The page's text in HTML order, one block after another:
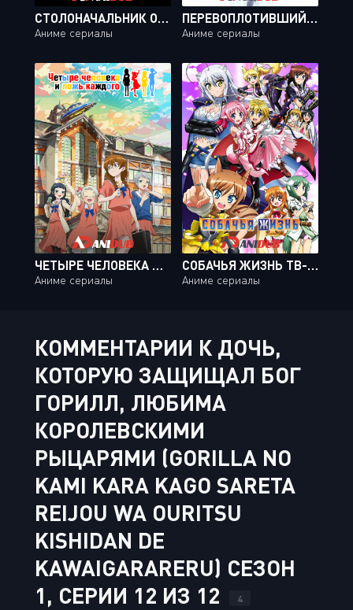
СТОЛОНАЧАЛЬНИК ОДЗИ / BLACK HEAVEN [13 ИЗ 13]
Аниме сериалы
ПЕРЕВОПЛОТИВШИЙСЯ КОРОЛЬ-ГЕРОЙ, СТАВШИЙ САМОЙ СИЛЬНОЙ УЧЕНИЦЕЙ РЫЦАРЯ / EIYUUOU, BU WO KIWAMERU TAME TENSEISU: SOSHITE, SEKAI SAIKYOU NO MINARAI KISHI [12 ИЗ 12]
Аниме сериалы
ЧЕТЫРЕ ЧЕЛОВЕКА И ЛОЖЬ КАЖДОГО / 4-NIN WA SOREZORE USO WO TSUKU [11 ИЗ 11]
Аниме сериалы
СОБАЧЬЯ ЖИЗНЬ ТВ-2 / DOG DAYS TV-2 [13 ИЗ 13]
Аниме сериалы
КОММЕНТАРИИ К ДОЧЬ,
КОТОРУЮ ЗАЩИЩАЛ БОГ
ГОРИЛЛ, ЛЮБИМА
КОРОЛЕВСКИМИ
РЫЦАРЯМИ (GORILLA NO
KAMI KARA KAGO SARETA
REIJOU WA OURITSU
KISHIDAN DE
KAWAIGARARERU) СЕЗОН
1, СЕРИИ 12 ИЗ 12
4